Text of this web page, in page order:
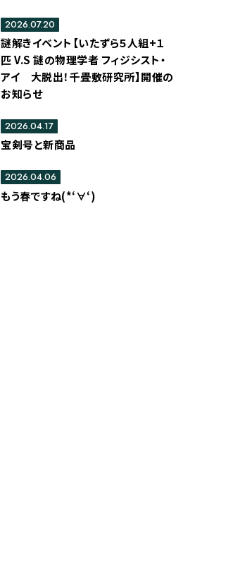
謎解きイベント【いたずら５人組+１
匹 V.S 謎の物理学者 フィジシスト・
アイ 大脱出！千畳敷研究所】開催の
お知らせ
2026.07.20
宝剣号と新商品
2026.04.17
もう春ですね(*‘∀‘)
2026.04.06